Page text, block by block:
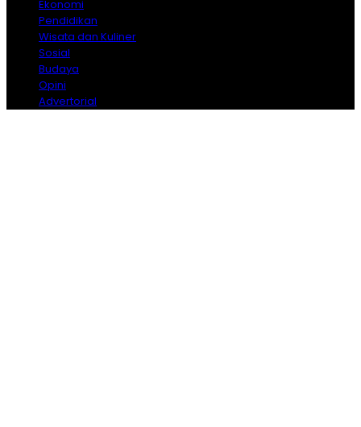
Ekonomi
Pendidikan
Wisata dan Kuliner
Sosial
Budaya
Opini
Advertorial